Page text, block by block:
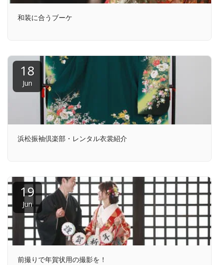
和装に合うブーケ
18
Jun
浜松振袖倶楽部・レンタル衣裳紹介
19
Jun
前撮りで年賀状用の撮影を！